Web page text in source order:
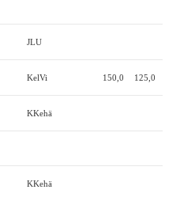
JLU
KelVi 150,0 125,0
KKehä
KKehä